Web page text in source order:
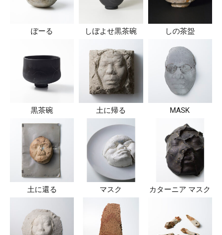
ぼーる しぼよせ黒茶碗 しの茶盌
黒茶碗 土に帰る MASK
土に還る マスク カターニア マスク